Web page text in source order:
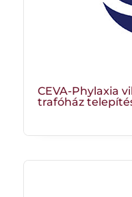
CEVA-Phylaxia
trafóház